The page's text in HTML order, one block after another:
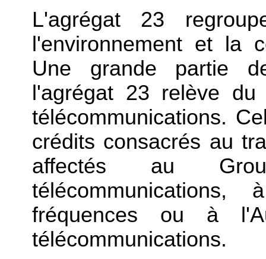
L'agrégat 23
l'environnement et la
Une grande partie
l'agrégat 23 relève
télécommunications.
crédits consacrés au
affectés au
fréquences ou à
télécommunications.